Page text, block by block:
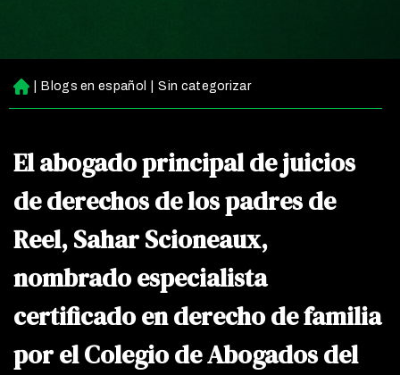
Ini
ci
Blogs en español Sin categorizar
El abogado principal de juicios
de derechos de los padres de
Reel, Sahar Scioneaux,
nombrado especialista
certificado en derecho de familia
por el Colegio de Abogados del